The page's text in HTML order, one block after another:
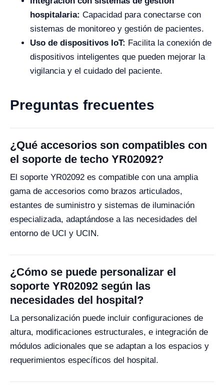
hospitalaria: Capacidad para conectarse con
sistemas de monitoreo y gestión de pacientes.
Uso de dispositivos IoT: Facilita la conexión de
dispositivos inteligentes que pueden mejorar la
vigilancia y el cuidado del paciente.
Preguntas frecuentes
¿Qué accesorios son compatibles con
el soporte de techo YR02092?
El soporte YR02092 es compatible con una amplia
gama de accesorios como brazos articulados,
estantes de suministro y sistemas de iluminación
especializada, adaptándose a las necesidades del
entorno de UCI y UCIN.
¿Cómo se puede personalizar el
soporte YR02092 según las
necesidades del hospital?
La personalización puede incluir configuraciones de
altura, modificaciones estructurales, e integración de
módulos adicionales que se adaptan a los espacios y
requerimientos específicos del hospital.